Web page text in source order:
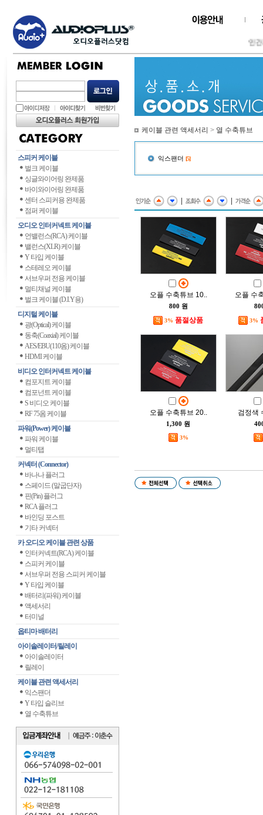
인간
스피커 케이블
벌크 케이블
싱글와이어링 완제품
바이와이어링 완제품
센터 스피커용 완제품
점퍼 케이블
오디오 인터커넥트 케이블
언밸런스(RCA) 케이블
밸런스(XLR) 케이블
Y 타입 케이블
스테레오 케이블
서브우퍼 전용 케이블
멀티채널 케이블
벌크 케이블 (D.I.Y용)
디지털 케이블
광(Optical) 케이블
동축(Coaxial) 케이블
AES/EBU(110옴) 케이블
HDMI 케이블
비디오 인터커넥트 케이블
컴포지트 케이블
컴포넌트 케이블
S 비디오 케이블
RF 75옴 케이블
파워(Power) 케이블
파워 케이블
멀티탭
커넥터 (Connector)
바나나 플러그
스페이드 (말굽단자)
핀(Pin) 플러그
RCA 플러그
바인딩 포스트
기타 커넥터
카 오디오 케이블 관련 상품
인터커넥트(RCA) 케이블
스피커 케이블
서브우퍼 전용 스피커 케이블
Y 타입 케이블
배터리(파워) 케이블
액세서리
터미널
옵티마 배터리
아이솔레이터/릴레이
아이솔레이터
릴레이
케이블 관련 액세서리
익스팬더
Y 타입 슬리브
열 수축튜브
케이블 관련 액세서리 > 열 수축튜브
익스팬더 [5]
| |
오플 수축튜브 10..
800 원
3% 품절상품
오플 수
3%
오플 수축튜브 20..
1,300 원
3%
검정색